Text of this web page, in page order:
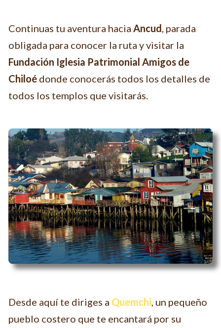
Continuas tu aventura hacia Ancud, parada
obligada para conocer la ruta y visitar la
Fundación Iglesia Patrimonial Amigos de
Chiloé donde conocerás todos los detalles de
todos los templos que visitarás.
Desde aquí te diriges a Quemchi, un pequeño
pueblo costero que te encantará por su